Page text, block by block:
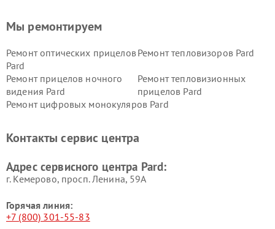
Мы ремонтируем
Ремонт оптических прицелов
Pard
Ремонт тепловизоров Pard
Ремонт прицелов ночного
видения Pard
Ремонт тепловизионных
прицелов Pard
Ремонт цифровых монокуляров Pard
Контакты сервис центра
Адрес сервисного центра Pard:
г. Кемерово, просп. Ленина, 59А
Горячая линия:
+7 (800) 301-55-83